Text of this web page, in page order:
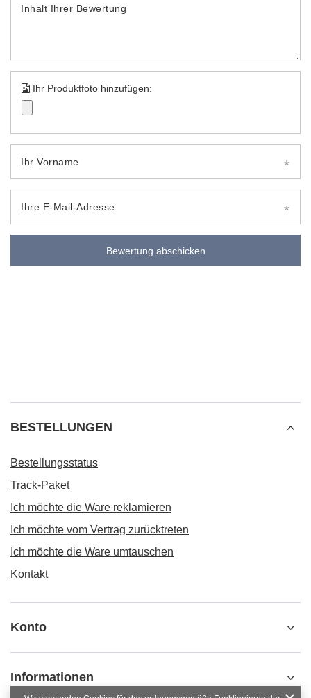
Inhalt Ihrer Bewertung
Ihr Produktfoto hinzufügen:
Ihr Vorname
Ihre E-Mail-Adresse
Bewertung abschicken
BESTELLUNGEN
Bestellungsstatus
Track-Paket
Ich möchte die Ware reklamieren
Ich möchte vom Vertrag zurücktreten
Ich möchte die Ware umtauschen
Kontakt
Konto
Informationen